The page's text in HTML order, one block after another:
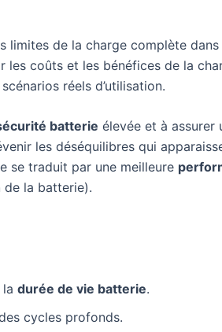
limites de la charge complète
les coûts et les bénéfices de la
réels d’utilisation.
batterie élevée et à assurer
les déséquilibres qui
se traduit par une meilleure
de la batterie).
ladurée de vie batterie.
cycles profonds.